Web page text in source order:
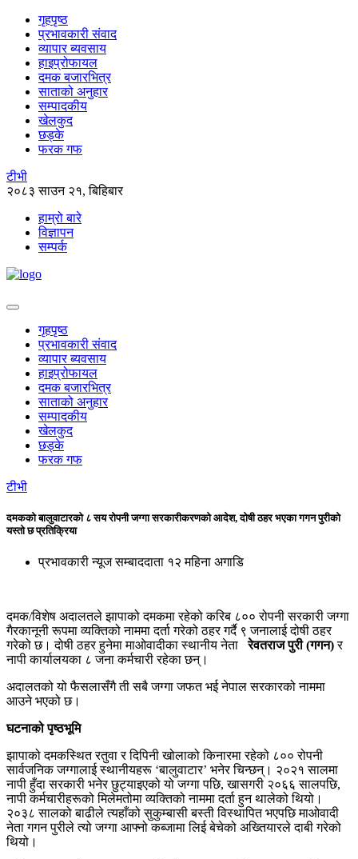
गृहपृष्ठ
प्रभावकारी संवाद
व्यापार ब्यवसाय
हाइप्रोफायल
दमक बजारभित्र
साताको अनुहार
सम्पादकीय
खेलकुद
छड्के
फरक गफ
टीभी
२०८३ साउन २१, बिहिबार
हाम्रो बारे
विज्ञापन
सम्पर्क
गृहपृष्ठ
प्रभावकारी संवाद
व्यापार ब्यवसाय
हाइप्रोफायल
दमक बजारभित्र
साताको अनुहार
सम्पादकीय
खेलकुद
छड्के
फरक गफ
टीभी
दमकको बालुवाटारको ८ सय रोपनी जग्गा सरकारीकरणको आदेश, दोषी ठहर भएका गगन पुरीको
यस्तो छ प्रतिक्रिया
प्रभावकारी न्यूज सम्बाददाता १२ महिना अगाडि
दमक/विशेष अदालतले झापाको दमकमा रहेको करिब ८०० रोपनी सरकारी जग्गा
गैरकानूनी रूपमा व्यक्तिको नाममा दर्ता गरेको ठहर गर्दै ९ जनालाई दोषी ठहर
गरेको छ। दोषी ठहर हुनेमा माओवादीका स्थानीय नेता
रेवतराज पुरी (गगन)र
नापी कार्यालयका ८ जना कर्मचारी रहेका छन्।
अदालतको यो फैसलासँगै ती सबै जग्गा जफत भई नेपाल सरकारको नाममा
आउने भएको छ।
घटनाको पृष्ठभूमि
झापाको दमकस्थित रतुवा र दिपिनी खोलाको किनारमा रहेको ८०० रोपनी
सार्वजनिक जग्गालाई स्थानीयहरू ‘बालुवाटार’ भनेर चिन्छन्। २०२१ सालमा
नापी हुँदा सरकारी भनेर छुट्याइएको यो जग्गा पछि, खासगरी २०६६ सालपछि,
नापी कर्मचारीहरूको मिलेमतोमा व्यक्तिको नाममा दर्ता हुन थालेको थियो।
२०३८ सालको बाढीले त्यहाँको सुकुम्बासी बस्ती विस्थापित भएपछि माओवादी
नेता गगन पुरीले त्यो जग्गा आफ्नो कब्जामा लिई बेचेको अख्तियारले दाबी गरेको
थियो।